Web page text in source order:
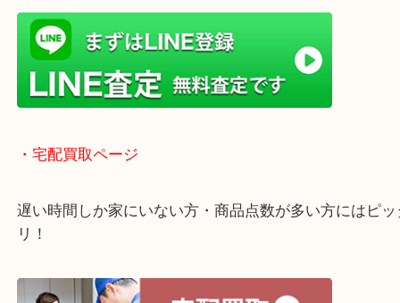
査定中のお買い物も可能！
近隣のお客様でも出張買取は無料でご対応いたしま
・ライン査定お待ちしています